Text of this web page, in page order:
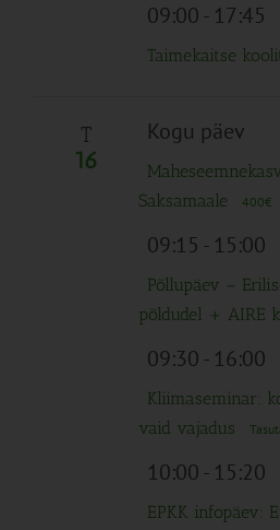
09:00- 17:45
Taimekaitse
T
16
Kogu päev
Saksamaale
400€
09:15 - 15:00
Põllupäev –
põldudel + AIRE
09:30- 16:00
Kliimaseminar:
vaid vajadus
10:00- 15:20
EPKK infopäev: